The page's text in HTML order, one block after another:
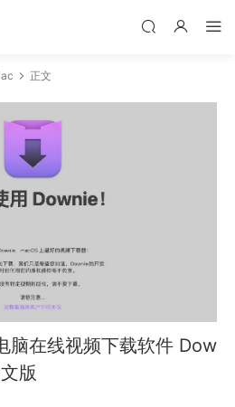
正文
脑在线视频下载软件 Dow
版